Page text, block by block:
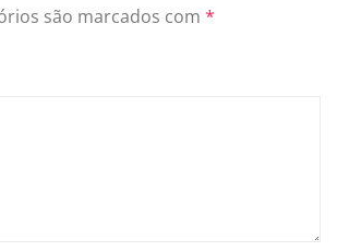
são marcados com *